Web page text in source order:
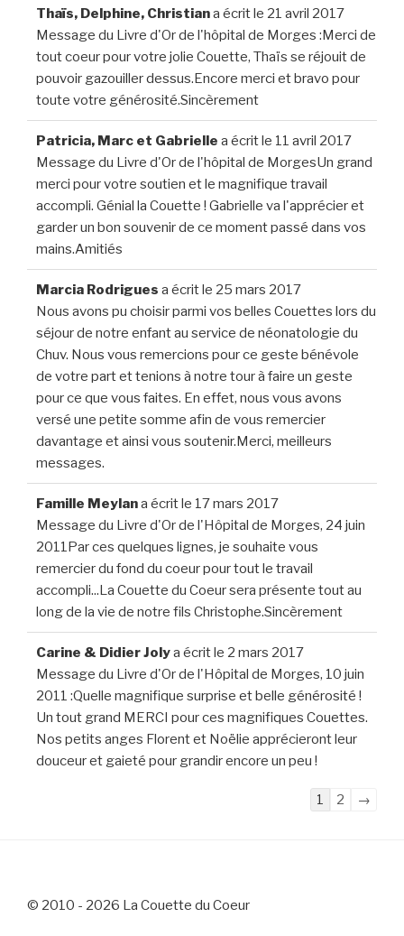
Thaïs, Delphine, Christiana écrit le 21 avril 2017
Message du Livre d'Or de l'hôpital de Morges :Merci de
tout coeur pour votre jolie Couette, Thaïs se réjouit de
pouvoir gazouiller dessus.Encore merci et bravo pour
toute votre générosité.Sincèrement
Patricia, Marc et Gabrielle a écrit le 11 avril 2017
Message du Livre d'Or de l'hôpital de MorgesUn grand
merci pour votre soutien et le magnifique travail
accompli. Génial la Couette ! Gabrielle va l'apprécier et
garder un bon souvenir de ce moment passé dans vos
mains.Amitiés
Marcia Rodrigues a écrit le 25 mars 2017
Nous avons pu choisir parmi vos belles Couettes lors du
séjour de notre enfant au service de néonatologie du
Chuv. Nous vous remercions pour ce geste bénévole
de votre part et tenions à notre tour à faire un geste
pour ce que vous faites. En effet, nous vous avons
versé une petite somme afin de vous remercier
davantage et ainsi vous soutenir.Merci, meilleurs
messages.
Famille Meylana écrit le 17 mars 2017
Message du Livre d'Or de l'Hôpital de Morges, 24 juin
2011Par ces quelques lignes, je souhaite vous
remercier du fond du coeur pour tout le travail
accompli...La Couette du Coeur sera présente tout au
long de la vie de notre fils Christophe.Sincèrement
Carine & Didier Jolya écrit le 2 mars 2017
Message du Livre d'Or de l'Hôpital de Morges, 10 juin
2011 :Quelle magnifique surprise et belle générosité !
Un tout grand MERCI pour ces magnifiques Couettes.
Nos petits anges Florent et Noëlie apprécieront leur
douceur et gaieté pour grandir encore un peu !
Navigation
1 2 →
© 2010 - 2026 La Couette du Coeur